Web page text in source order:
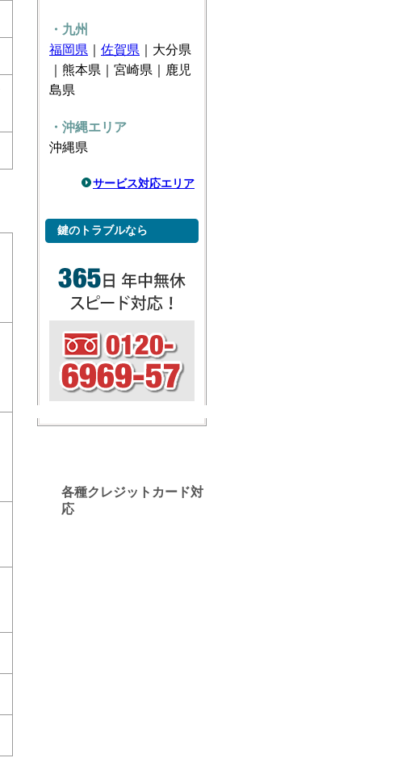
・九州
福岡県
佐賀県 ｜大分県
｜熊本県｜宮崎県｜鹿児
島県
・沖縄エリア
沖縄県
サービス対応エリア
鍵のトラブルなら
各種クレジットカード対
応